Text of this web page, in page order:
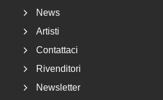
News
Artisti
Contattaci
Rivenditori
Newsletter